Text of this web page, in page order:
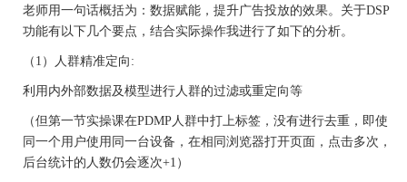
老师用一句话概括为：数据赋能，提升广告投放的效果。关于DSP
功能有以下几个要点，结合实际操作我进行了如下的分析。
（ 1）人群精准定向:
利用内外部数据及模型进行人群的过滤或重定向等
（但第一节实操课在PDMP人群中打上标签，没有进行去重，即使
同一个用户使用同一台设备，在相同浏览器打开页面，点击多次，
后台统计的人数仍会逐次+1）